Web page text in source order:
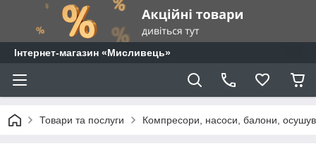
⁨Інтернет-магазин «Мисливець»
Товари та послуги Компресори, насоси, балони,